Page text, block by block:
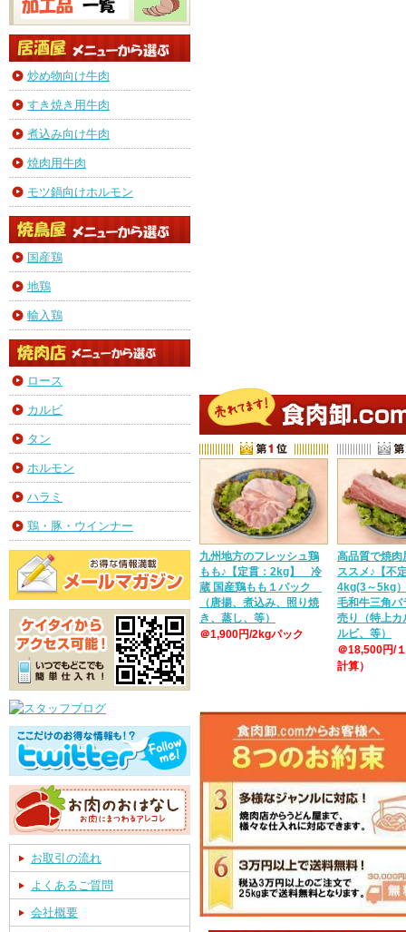
炒め物向け牛肉
すき焼き用牛肉
煮込み向け牛肉
焼肉用牛肉
モツ鍋向けホルモン
国産鶏
地鶏
輸入鶏
ロース
カルビ
タン
ホルモン
ハラミ
鶏・豚・ウインナー
お取引の流れ
よくあるご質問
会社概要
九州地方のフレッシュ鶏
もも♪【定貫：2kg】 冷
蔵 国産鶏もも１パック
（唐揚、煮込み、照り焼
き、蒸し、等）
＠1,900円/2kgパック
高品質で焼肉
ススメ♪【不
4kg(3～5kg
毛和牛三角バ
売り（特上カ
ルビ、等）
＠18,500円/
計算）